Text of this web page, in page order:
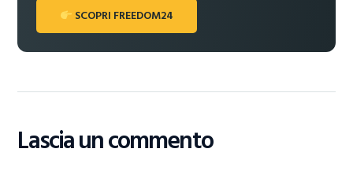
SCOPRI FREEDOM24
Lascia un commento